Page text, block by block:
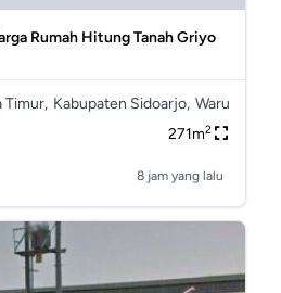
Rumah Hitung Tanah Griyo
Timur, Kabupaten Sidoarjo, Waru
271m2
8 jam yang lalu